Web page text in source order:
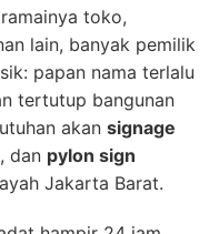
toko,
lain, banyak pemilik
papan nama terlalu
tertutup bangunan
akan signage
, dan pylon sign
Jakarta Barat.